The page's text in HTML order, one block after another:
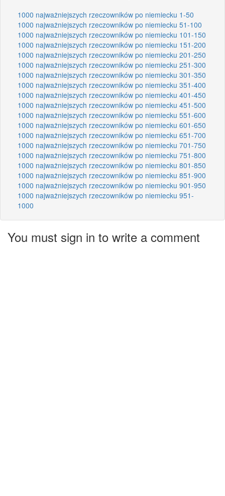
1000 najważniejszych rzeczowników po niemiecku 1-50
1000 najważniejszych rzeczowników po niemiecku 51-100
1000 najważniejszych rzeczowników po niemiecku 101-150
1000 najważniejszych rzeczowników po niemiecku 151-200
1000 najważniejszych rzeczowników po niemiecku 201-250
1000 najważniejszych rzeczowników po niemiecku 251-300
1000 najważniejszych rzeczowników po niemiecku 301-350
1000 najważniejszych rzeczowników po niemiecku 351-400
1000 najważniejszych rzeczowników po niemiecku 401-450
1000 najważniejszych rzeczowników po niemiecku 451-500
1000 najważniejszych rzeczowników po niemiecku 551-600
1000 najważniejszych rzeczowników po niemiecku 601-650
1000 najważniejszych rzeczowników po niemiecku 651-700
1000 najważniejszych rzeczowników po niemiecku 701-750
1000 najważniejszych rzeczowników po niemiecku 751-800
1000 najważniejszych rzeczowników po niemiecku 801-850
1000 najważniejszych rzeczowników po niemiecku 851-900
1000 najważniejszych rzeczowników po niemiecku 901-950
1000 najważniejszych rzeczowników po niemiecku 951-
1000
You must sign in to write a comment